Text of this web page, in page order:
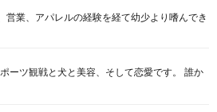
営業、アパレルの経験を経て幼少より嗜んでき
ーツ観戦と犬と美容、そして恋愛です。 誰か